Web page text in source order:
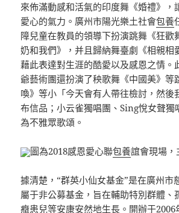
來佈滿動感和活氣的印度舞《婚禮》，
愛心的氣力。廣州市陽光樂土社會包養
障兒童在教員的領導下扮演跳舞《狂歡
奶和我們》，并且歸納舞臺劇《相親相
藉此表達對生涯的酷愛以及感恩之情。
爺藝術團還扮演了秧歌舞《中國美》等
喚》等小「今天會有人帶往檢討，然後
布信品；小云雀獨唱團、Sing悅女聲獨
為不雅眾歌頌。
圖為2018感恩愛心聯包養誼會現場，
據清楚，“群英小仙女基金”是在廣州市
屬于非公募基金，旨在輔助特別群體、
癥患兒等安康安然地生長。開辦于2006